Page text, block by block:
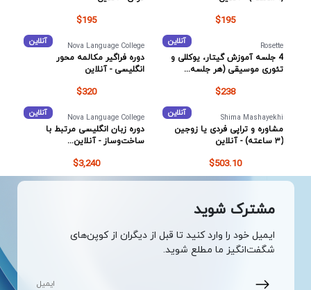
$195
$195
آنلاین Rosette
4 جلسه آموزش گیتار، یوکللی و
تئوری موسیقی (هر جلسه...
$238
آنلاین Nova Language College
دوره فراگیر مکالمه محور
انگلیسی - آنلاین
$320
آنلاین Shima Mashayekhi
مشاوره و تراپی فردی یا زوجین
(۳ ساعته) - آنلاین
$503.10
آنلاین Nova Language College
دوره زبان انگلیسی مرتبط با
ساخت‌و‌ساز - آنلاین...
$3,240
مشترک شوید
ایمیل خود را وارد کنید تا قبل از دیگران از کوپن‌های
شگفت‌انگیز ما مطلع شوید.